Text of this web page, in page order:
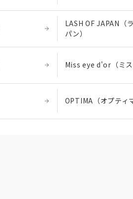
LASH OF JAPAN（
パン）
Miss eye d'or（ミス
OPTIMA（オプティ